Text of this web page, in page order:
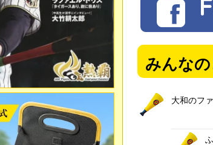
みんな
大和のフ